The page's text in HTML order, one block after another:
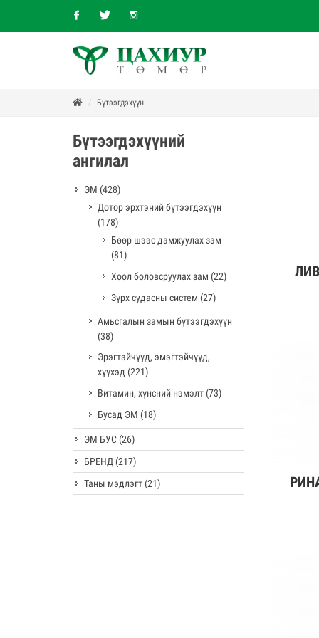
FacebookTwitter Instagram
Бүтээгдэхүүн
Бүтээгдэхүүний
ангилал
ЭМ (428)
Дотор эрхтэний бүтээгдэхүүн
(178)
Бөөр шээс дамжуулах зам
(81)
Хоол боловсруулах зам (22)
Зүрх судасны систем (27)
Амьсгалын замын бүтээгдэхүүн
(38)
Эрэгтэйчүүд, эмэгтэйчүүд,
хүүхэд (221)
Витамин, хүнсний нэмэлт (73)
Бусад ЭМ (18)
ЭМ БУС (26)
БРЕНД (217)
Таны мэдлэгт (21)